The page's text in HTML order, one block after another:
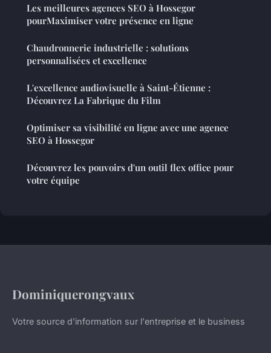
Les meilleures agences SEO à Hossegor
pourMaximiser votre présence en ligne
Chaudronnerie industrielle : solutions
personnalisées et excellence
L'excellence audiovisuelle à Saint-Étienne :
Découvrez La Fabrique du Film
Optimiser sa visibilité en ligne avec une agence
SEO à Hossegor
Découvrez les pouvoirs d'un outil flex office pour
votre équipe
Dominiquerongvaux
Votre source d'information sur l'entreprise et le business